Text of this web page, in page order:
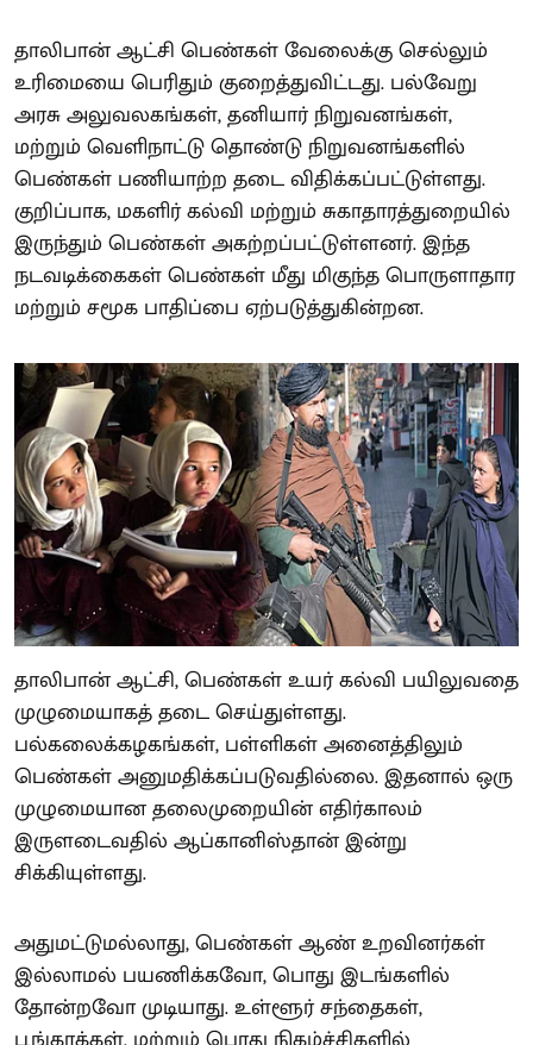
தாலிபான் ஆட்சி பெண்கள் வேலைக்கு செல்லும்
உரிமையை பெரிதும் குறைத்துவிட்டது. பல்வேறு
அரசு அலுவலகங்கள், தனியார் நிறுவனங்கள்,
மற்றும் வெளிநாட்டு தொண்டு நிறுவனங்களில்
பெண்கள் பணியாற்ற தடை விதிக்கப்பட்டுள்ளது.
குறிப்பாக, மகளிர் கல்வி மற்றும் சுகாதாரத்துறையில்
இருந்தும் பெண்கள் அகற்றப்பட்டுள்ளனர். இந்த
நடவடிக்கைகள் பெண்கள் மீது மிகுந்த பொருளாதார
மற்றும் சமூக பாதிப்பை ஏற்படுத்துகின்றன.
தாலிபான் ஆட்சி, பெண்கள் உயர் கல்வி பயிலுவதை
முழுமையாகத் தடை செய்துள்ளது.
பல்கலைக்கழகங்கள், பள்ளிகள் அனைத்திலும்
பெண்கள் அனுமதிக்கப்படுவதில்லை. இதனால் ஒரு
முழுமையான தலைமுறையின் எதிர்காலம்
இருளடைவதில் ஆப்கானிஸ்தான் இன்று
சிக்கியுள்ளது.
அதுமட்டுமல்லாது, பெண்கள் ஆண் உறவினர்கள்
இல்லாமல் பயணிக்கவோ, பொது இடங்களில்
தோன்றவோ முடியாது. உள்ளூர் சந்தைகள்,